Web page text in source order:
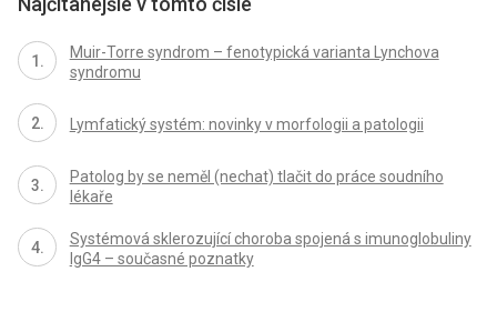
Muir-Torre syndrom – fenotypická varianta Lynchova
syndromu
Lymfatický systém: novinky v morfologii a patologii
Patolog by se neměl (nechat) tlačit do práce soudního
lékaře
Systémová sklerozující choroba spojená s imunoglobuliny
IgG4 – současné poznatky